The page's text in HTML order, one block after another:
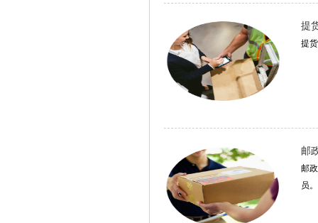
提
提
邮
邮
员